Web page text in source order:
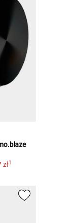
zł1